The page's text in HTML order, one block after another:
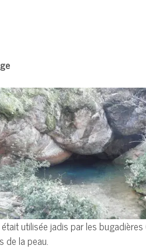
utilisée jadis par les
de la peau.